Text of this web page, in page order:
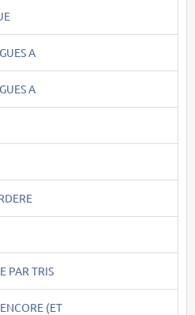
A
A
PAR TRIS
(ET